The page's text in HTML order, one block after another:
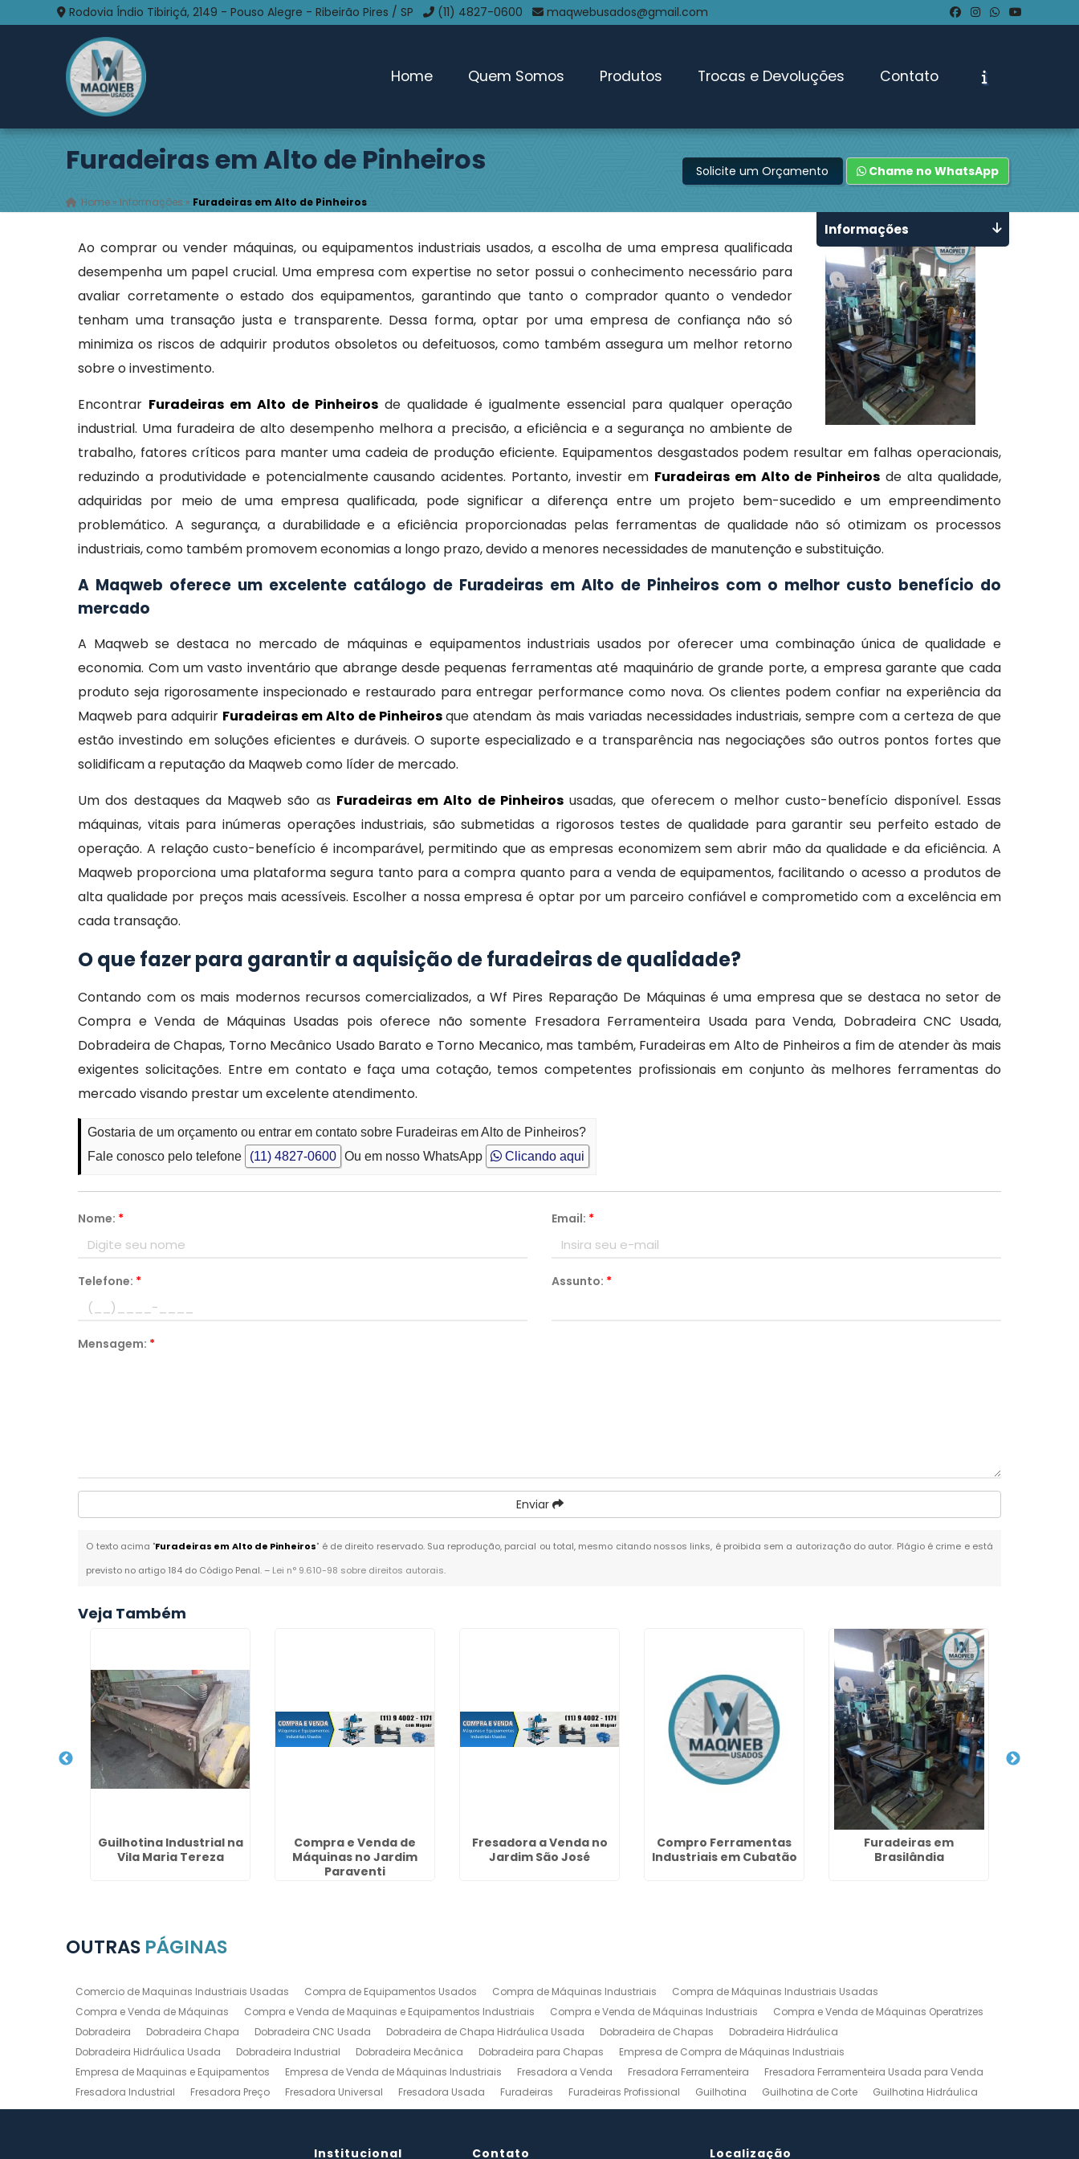
Rodovia Índio Tibiriçá, 2149 - Pouso Alegre - Ribeirão Pires / SP (11) 4827-0600 maqwebusados@gmail.com
Home Quem Somos Produtos Trocas e Devoluções Contato
Furadeiras em Alto de Pinheiros
Home » Informações » Furadeiras em Alto de Pinheiros
Solicite um Orçamento Chame no WhatsApp
Ao comprar ou vender máquinas, ou equipamentos industriais usados, a escolha de uma empresa qualificada
desempenha um papel crucial. Uma empresa com expertise no setor possui o conhecimento necessário para
avaliar corretamente o estado dos equipamentos, garantindo que tanto o comprador quanto o vendedor
tenham uma transação justa e transparente. Dessa forma, optar por uma empresa de confiança não só
minimiza os riscos de adquirir produtos obsoletos ou defeituosos, como também assegura um melhor retorno
sobre o investimento.
Encontrar Furadeiras em Alto de Pinheiros de qualidade é igualmente essencial para qualquer operação
industrial. Uma furadeira de alto desempenho melhora a precisão, a eficiência e a segurança no ambiente de
trabalho, fatores críticos para manter uma cadeia de produção eficiente. Equipamentos desgastados podem resultar em falhas operacionais,
reduzindo a produtividade e potencialmente causando acidentes. Portanto, investir em Furadeiras em Alto de Pinheiros de alta qualidade,
adquiridas por meio de uma empresa qualificada, pode significar a diferença entre um projeto bem-sucedido e um empreendimento
problemático. A segurança, a durabilidade e a eficiência proporcionadas pelas ferramentas de qualidade não só otimizam os processos
industriais, como também promovem economias a longo prazo, devido a menores necessidades de manutenção e substituição.
A Maqweb oferece um excelente catálogo de Furadeiras em Alto de Pinheiros com o melhor custo benefício do
mercado
A Maqweb se destaca no mercado de máquinas e equipamentos industriais usados por oferecer uma combinação única de qualidade e
economia. Com um vasto inventário que abrange desde pequenas ferramentas até maquinário de grande porte, a empresa garante que cada
produto seja rigorosamente inspecionado e restaurado para entregar performance como nova. Os clientes podem confiar na experiência da
Maqweb para adquirir Furadeiras em Alto de Pinheirosque atendam às mais variadas necessidades industriais, sempre com a certeza de que
estão investindo em soluções eficientes e duráveis. O suporte especializado e a transparência nas negociações são outros pontos fortes que
solidificam a reputação da Maqweb como líder de mercado.
Um dos destaques da Maqweb são as Furadeiras em Alto de Pinheirosusadas, que oferecem o melhor custo-benefício disponível. Essas
máquinas, vitais para inúmeras operações industriais, são submetidas a rigorosos testes de qualidade para garantir seu perfeito estado de
operação. A relação custo-benefício é incomparável, permitindo que as empresas economizem sem abrir mão da qualidade e da eficiência. A
Maqweb proporciona uma plataforma segura tanto para a compra quanto para a venda de equipamentos, facilitando o acesso a produtos de
alta qualidade por preços mais acessíveis. Escolher a nossa empresa é optar por um parceiro confiável e comprometido com a excelência em
cada transação.
O que fazer para garantir a aquisição de furadeiras de qualidade?
Contando com os mais modernos recursos comercializados, a Wf Pires Reparação De Máquinas é uma empresa que se destaca no setor de
Compra e Venda de Máquinas Usadas pois oferece não somente Fresadora Ferramenteira Usada para Venda, Dobradeira CNC Usada,
Dobradeira de Chapas, Torno Mecânico Usado Barato e Torno Mecanico, mas também, Furadeiras em Alto de Pinheiros a fim de atender às mais
exigentes solicitações. Entre em contato e faça uma cotação, temos competentes profissionais em conjunto às melhores ferramentas do
mercado visando prestar um excelente atendimento.
Gostaria de um orçamento ou entrar em contato sobre Furadeiras em Alto de Pinheiros?
Fale conosco pelo telefone
(11) 4827-0600 Ou em nosso WhatsApp Clicando aqui
Nome: * Email: *
Telefone: * Assunto: *
Mensagem: *
Enviar
O texto acima "Furadeiras em Alto de Pinheiros" é de direito reservado. Sua reprodução, parcial ou total, mesmo citando nossos links, é proibida sem a autorização do autor. Plágio é crime e está
previsto no artigo 184 do Código Penal. – Lei n° 9.610-98 sobre direitos autorais.
Informações
Veja Também
Guilhotina Industrial na
Vila Maria Tereza
Compra e Venda de
Máquinas no Jardim
Paraventi
Fresadora a Venda no
Jardim São José
Compro Ferramentas
Industriais em Cubatão
Furadeiras em
Brasilândia
OUTRAS PÁGINAS
Comercio de Maquinas Industriais Usadas Compra de Equipamentos Usados Compra de Máquinas Industriais
Compra de Máquinas Industriais Usadas
Compra e Venda de Máquinas
Compra e Venda de Maquinas e Equipamentos Industriais Compra e Venda de Máquinas Industriais
Compra e Venda de Máquinas Operatrizes
Dobradeira
Dobradeira Chapa Dobradeira CNC Usada Dobradeira de Chapa Hidráulica Usada Dobradeira de Chapas
Dobradeira Hidráulica
Dobradeira Hidráulica Usada
Dobradeira Industrial Dobradeira Mecânica Dobradeira para Chapas
Empresa de Compra de Máquinas Industriais
Empresa de Maquinas e Equipamentos
Empresa de Venda de Máquinas Industriais Fresadora a Venda Fresadora Ferramenteira
Fresadora Ferramenteira Usada para Venda
Fresadora Industrial
Fresadora Preço Fresadora Universal Fresadora Usada Furadeiras Furadeiras Profissional Guilhotina Guilhotina de Corte
Guilhotina Hidráulica
Guilhotina Industrial
Guilhotina Industrial para Chapas de Aço Maquinas para Marcenaria Maquinas para Marcenaria a Venda
Maquinas para Marceneiro
Torno Mecânico Usado Barato Venda de Máquinas Industriais Venda de Máquinas Industriais Usadas Ferramentas Industriais Compra e Venda
Institucional Contato Localização